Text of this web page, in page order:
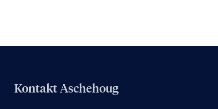
Kontakt Aschehoug